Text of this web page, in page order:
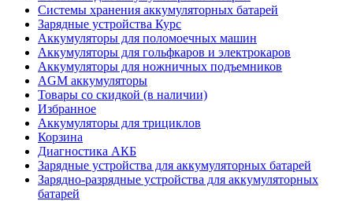
Системы хранения аккумуляторных батарей
Зарядные устройства Курс
Аккумуляторы для поломоечных машин
Аккумуляторы для гольфкаров и электрокаров
Аккумуляторы для ножничных подъемников
AGM аккумуляторы
Товары со скидкой (в наличии)
Избранное
Аккумуляторы для трициклов
Корзина
Диагностика АКБ
Зарядные устройства для аккумуляторных батарей
Зарядно-разрядные устройства для аккумуляторных
батарей